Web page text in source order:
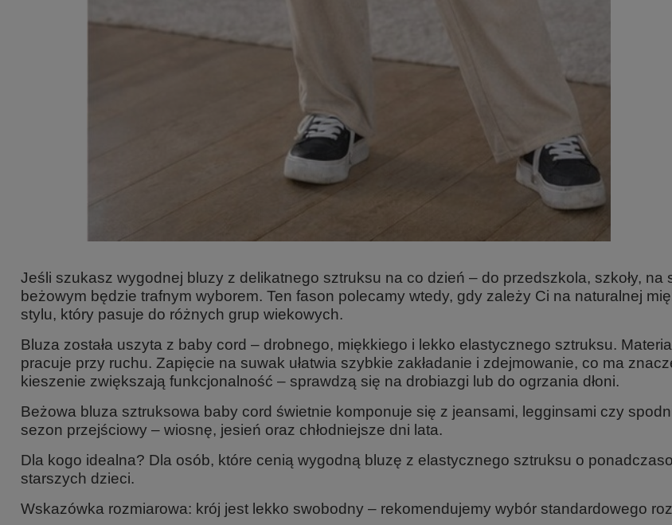
Jeśli szukasz wygodnej bluzy z delikatnego sztruksu na co dzień – do przedszkola, szkoły,
beżowym będzie trafnym wyborem. Ten fason polecamy wtedy, gdy zależy Ci na naturalnej
stylu, który pasuje do różnych grup wiekowych.
Bluza została uszyta z baby cord – drobnego, miękkiego i lekko elastycznego sztruksu.
pracuje przy ruchu. Zapięcie na suwak ułatwia szybkie zakładanie i zdejmowanie, co ma
kieszenie zwiększają funkcjonalność – sprawdzą się na drobiazgi lub do ogrzania dłoni.
Beżowa bluza sztruksowa baby cord świetnie komponuje się z jeansami, legginsami czy
sezon przejściowy – wiosnę, jesień oraz chłodniejsze dni lata.
Dla kogo idealna? Dla osób, które cenią wygodną bluzę z elastycznego sztruksu o
starszych dzieci.
Wskazówka rozmiarowa: krój jest lekko swobodny – rekomendujemy wybór standardowego